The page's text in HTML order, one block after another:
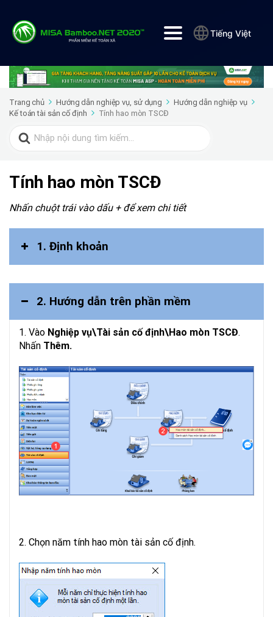
Tiếng Việt
Trang chủ Hướng dẫn nghiệp vụ, sử dụng
Hướng dẫn nghiệp vụ
Kế toán tài sản cố định
Tính hao mòn TSCĐ
Search
for:
Tính hao mòn TSCĐ
Nhấn chuột trái vào dấu + để xem chi tiết
1. Định khoản
2. Hướng dẫn trên phần mềm
1. Vào Nghiệp vụ\Tài sản cố định\Hao mòn TSCĐ.
Nhấn Thêm.
2. Chọn năm tính hao mòn tài sản cố định.